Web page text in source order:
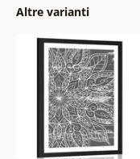
Altre varianti